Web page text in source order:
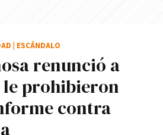
renunció a
prohibieron
contra
ESCÁNDALO